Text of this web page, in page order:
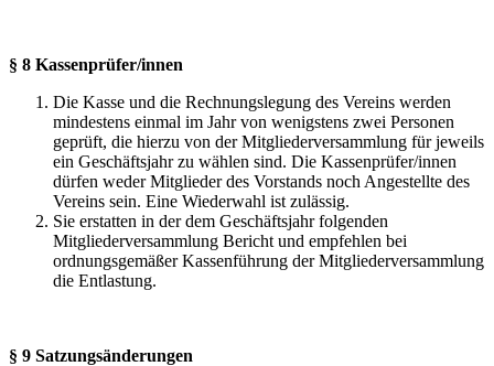
§ 8 Kassenprüfer/innen
Die Kasse und die Rechnungslegung des Vereins werden
mindestens einmal im Jahr von wenigstens zwei Personen
geprüft, die hierzu von der Mitgliederversammlung für jeweils
ein Geschäftsjahr zu wählen sind. Die Kassenprüfer/innen
dürfen weder Mitglieder des Vorstands noch Angestellte des
Vereins sein. Eine Wiederwahl ist zulässig.
Sie erstatten in der dem Geschäftsjahr folgenden
Mitgliederversammlung Bericht und empfehlen bei
ordnungsgemäßer Kassenführung der Mitgliederversammlung
die Entlastung.
§ 9 Satzungsänderungen